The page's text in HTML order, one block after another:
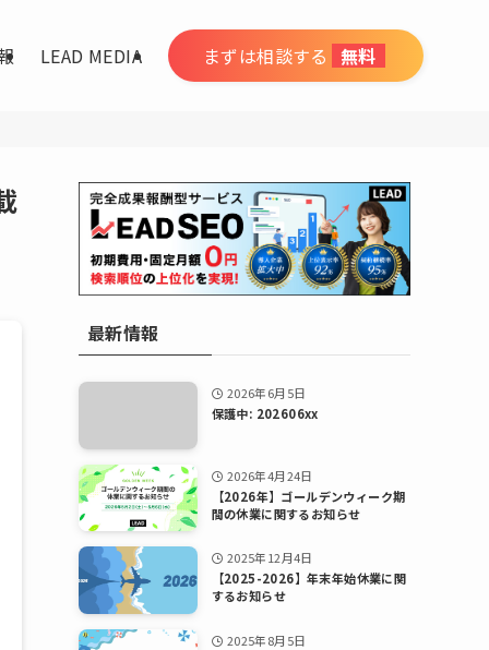
LEAD MEDIA まずは相談する 無料
最新情報
2026年6月5日
保護中: 202606xx
2026年4月24日
【2026年】ゴールデンウィーク期
間の休業に関するお知らせ
2025年12月4日
【2025-2026】年末年始休業に関
するお知らせ
2025年8月5日